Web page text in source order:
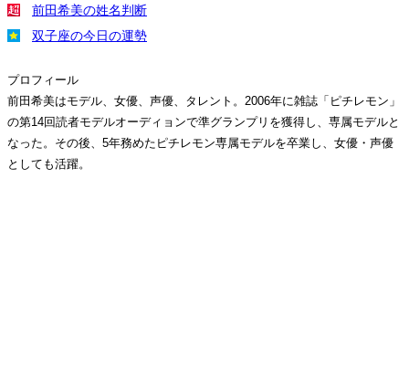
前田希美の姓名判断
双子座の今日の運勢
プロフィール
前田希美はモデル、女優、声優、タレント。2006年に雑誌「ピチレモン」
の第14回読者モデルオーディョンで準グランプリを獲得し、専属モデルと
なった。その後、5年務めたピチレモン専属モデルを卒業し、女優・声優
としても活躍。